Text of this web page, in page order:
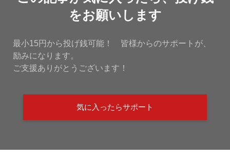
をお願いします
最小15円から投げ銭可能！ 皆様からのサポートが、
励みになります。
ご支援ありがとうございます！
気に入ったらサポート